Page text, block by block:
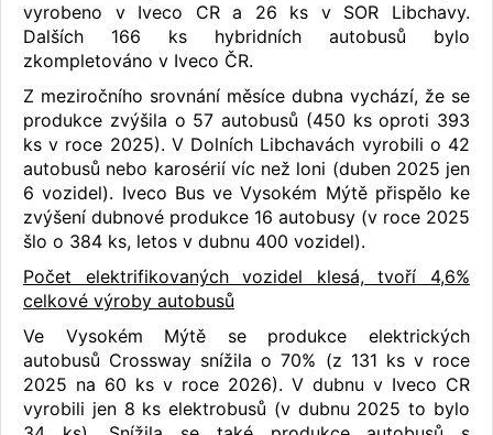
vyrobeno v Iveco CR a 26 ks v SOR Libchavy.
Dalších 166 ks hybridních autobusů bylo
zkompletováno v Iveco ČR.
Z meziročního srovnání měsíce dubna vychází, že se
produkce zvýšila o 57 autobusů (450 ks oproti 393
ks v roce 2025). V Dolních Libchavách vyrobili o 42
autobusů nebo karosérií víc než loni (duben 2025 jen
6 vozidel). Iveco Bus ve Vysokém Mýtě přispělo ke
zvýšení dubnové produkce 16 autobusy (v roce 2025
šlo o 384 ks, letos v dubnu 400 vozidel).
Počet elektrifikovaných vozidel klesá, tvoří 4,6%
celkové výroby autobusů
Ve Vysokém Mýtě se produkce elektrických
autobusů Crossway snížila o 70% (z 131 ks v roce
2025 na 60 ks v roce 2026). V dubnu v Iveco CR
vyrobili jen 8 ks elektrobusů (v dubnu 2025 to bylo